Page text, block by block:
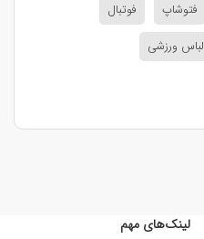
فتوشاپ
فوتبال
لباس ورزشی
لینک‌های مهم